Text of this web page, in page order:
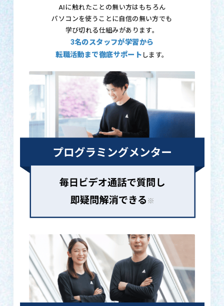
AIに触れたことの無い方はもちろん
パソコンを使うことに自信の無い方でも
学び切れる仕組みがあります。
3名のスタッフが学習から
転職活動まで徹底サポート します。